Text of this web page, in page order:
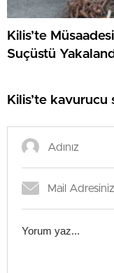
Kilis’te
Suçüstü
Kilis’te kavurucu